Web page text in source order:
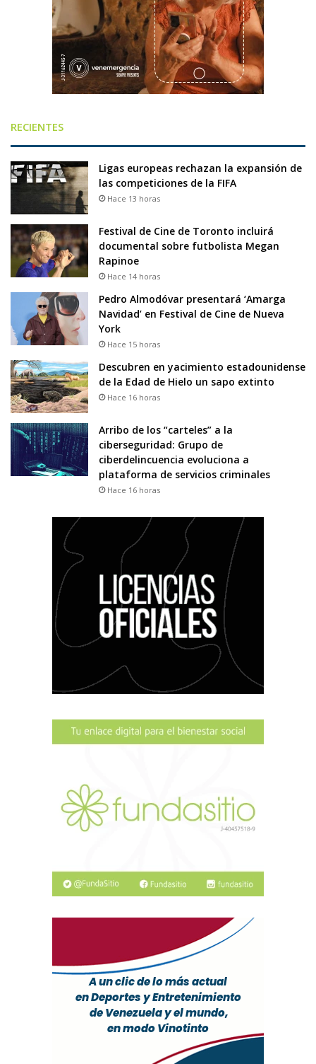
RECIENTES
Ligas europeas rechazan la expansión de
las competiciones de la FIFA
Hace 13 horas
Festival de Cine de Toronto incluirá
documental sobre futbolista Megan
Rapinoe
Hace 14 horas
Pedro Almodóvar presentará ‘Amarga
Navidad’ en Festival de Cine de Nueva
York
Hace 15 horas
Descubren en yacimiento estadounidense
de la Edad de Hielo un sapo extinto
Hace 16 horas
Arribo de los “carteles” a la
ciberseguridad: Grupo de
ciberdelincuencia evoluciona a
plataforma de servicios criminales
Hace 16 horas